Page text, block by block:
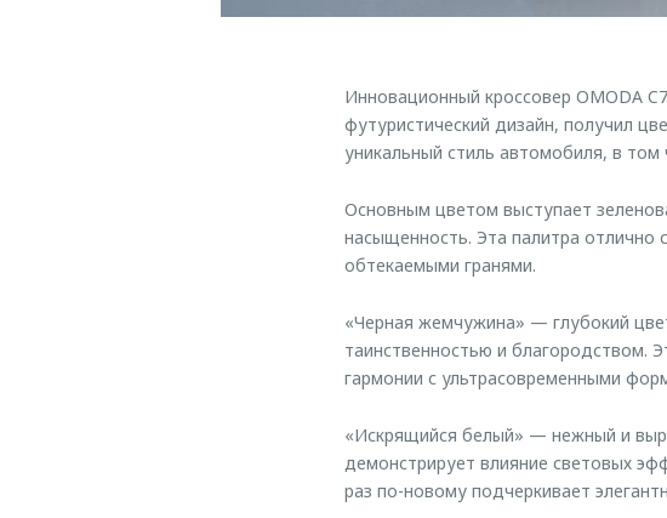
Инновационный кроссовер OMODA
футуристический дизайн, получил
уникальный стиль автомобиля, в
Основным цветом выступает
насыщенность. Эта палитра отлично
обтекаемыми гранями.
«Черная жемчужина» — глубокий
таинственностью и благородством.
гармонии с ультрасовременными
«Искрящийся белый» — нежный и
демонстрирует влияние световых
раз по-новому подчеркивает